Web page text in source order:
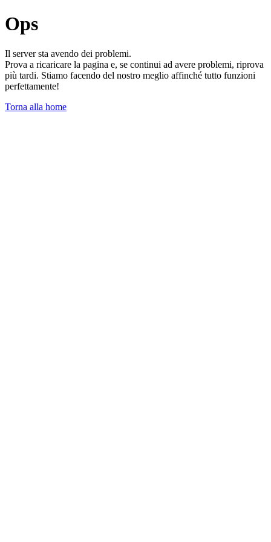
Ops
Il server sta avendo dei problemi.
Prova a ricaricare la pagina e, se continui ad avere problemi, riprova
più tardi. Stiamo facendo del nostro meglio affinché tutto funzioni
perfettamente!
Torna alla home